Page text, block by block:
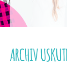
ARCHIV